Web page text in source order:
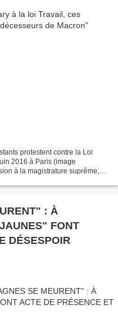
protestent contre la Loi
2016 à Paris (image
à la magistrature suprême,
: À
FONT
DÉSESPOIR